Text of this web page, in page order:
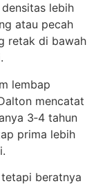
lebih
atau pecah
retak di bawah
lembap
mencatat
3‑4 tahun
prima lebih
beratnya